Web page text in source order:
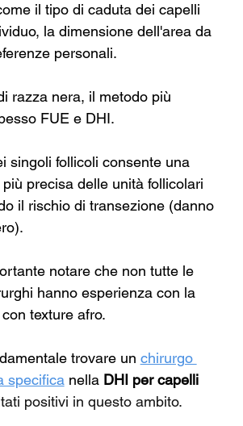
il tipo di caduta dei capelli
la dimensione dell'area da
personali.
razza nera, il metodo più
FUE e DHI.
singoli follicoli consente una
precisa delle unità follicolari
il rischio di transezione (danno
notare che non tutte le
hanno esperienza con la
texture afro.
trovare un chirurgo
specifica nella DHI per capelli
positivi in questo ambito.